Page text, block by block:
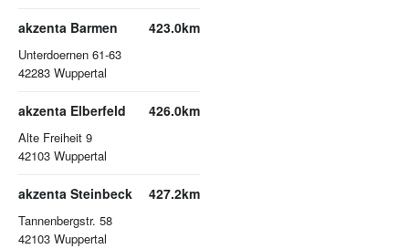
akzenta Barmen
Unterdoernen 61-63
42283 Wuppertal
423.0km
akzenta Elberfeld
Alte Freiheit 9
42103 Wuppertal
426.0km
akzenta Steinbeck
Tannenbergstr. 58
42103 Wuppertal
427.2km